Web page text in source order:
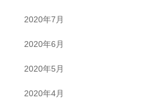
2020年7月
2020年6月
2020年5月
2020年4月